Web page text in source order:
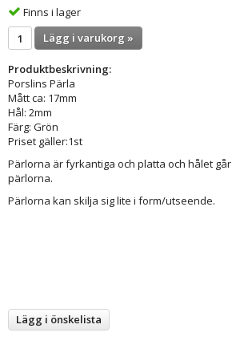
Finns i lager
Lägg i varukorg »
Produktbeskrivning:
Porslins Pärla
Mått ca: 17mm
Hål: 2mm
Färg: Grön
Priset gäller:1st
Pärlorna är fyrkantiga och platta och hålet
pärlorna.
Pärlorna kan skilja sig lite i form/utseende.
Lägg i önskelista